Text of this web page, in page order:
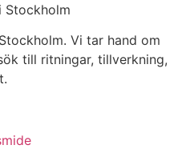
Stockholm
Vi tar hand om
till ritningar, tillverkning,